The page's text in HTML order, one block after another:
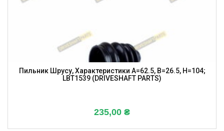
Пильник Шрусу, Характеристики A=62.5, B=26.5, H=104;
LBT1539 (DRIVESHAFT PARTS)
235,00 ₴